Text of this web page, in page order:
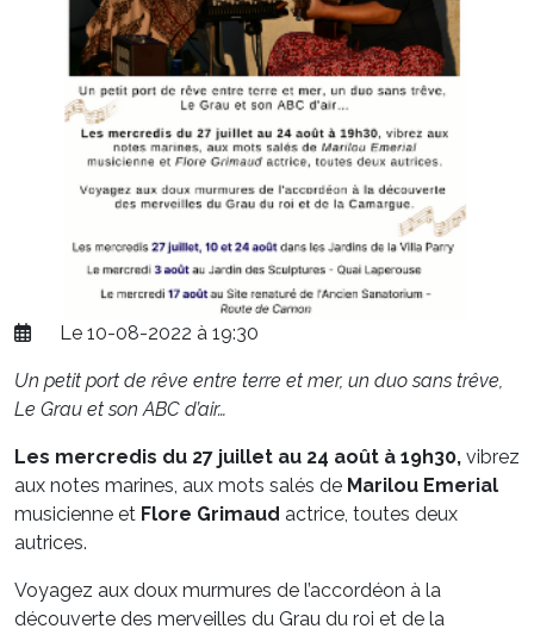
Le 10-08-2022 à 19:30
Un petit port de rêve entre terre et mer, un duo sans trêve,
Le Grau et son ABC d’air…
Les mercredis du 27 juillet au 24 août à 19h30, vibrez
aux notes marines, aux mots salés de Marilou Emerial
musicienne et Flore Grimaud actrice, toutes deux
autrices.
Voyagez aux doux murmures de l’accordéon à la
découverte des merveilles du Grau du roi et de la